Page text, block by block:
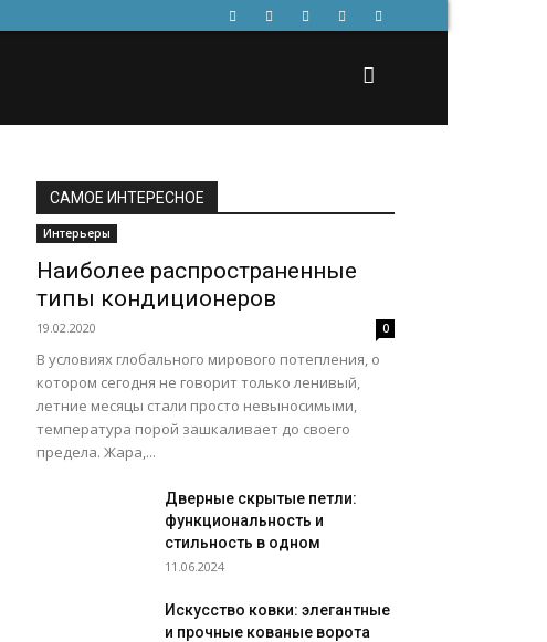
САМОЕ ИНТЕРЕСНОЕ
Интерьеры
Наиболее распространенные
типы кондиционеров
19.02.2020 0
В условиях глобального мирового потепления, о
котором сегодня не говорит только ленивый,
летние месяцы стали просто невыносимыми,
температура порой зашкаливает до своего
предела. Жара,...
Дверные скрытые петли:
функциональность и
стильность в одном
11.06.2024
Искусство ковки: элегантные
и прочные кованые ворота